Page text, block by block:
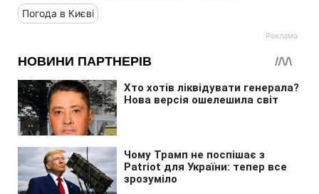
Погода в Києві